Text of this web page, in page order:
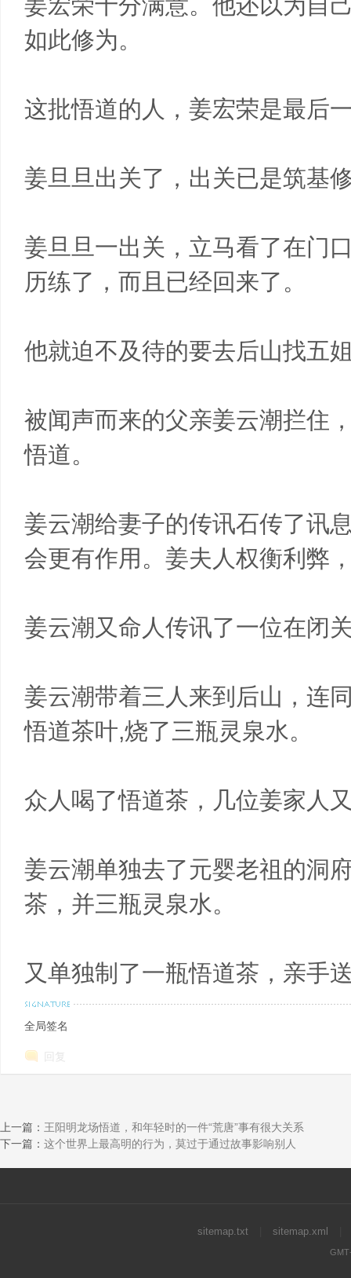
如此修为。
这批悟道的人，姜宏荣是最后
姜旦旦出关了，出关已是筑基
姜旦旦一出关，立马看了在门
历练了，而且已经回来了。
他就迫不及待的要去后山找五
被闻声而来的父亲姜云潮拦住
悟道。
姜云潮给妻子的传讯石传了讯
会更有作用。姜夫人权衡利弊
姜云潮又命人传讯了一位在闭
姜云潮带着三人来到后山，连
悟道茶叶,烧了三瓶灵泉水。
众人喝了悟道茶，几位姜家人
姜云潮单独去了元婴老祖的洞
茶，并三瓶灵泉水。
又单独制了一瓶悟道茶，亲手
全局签名
回复
上一篇： 王阳明龙场悟道，和年轻时的一件“荒唐”事有很大关系
下一篇： 这个世界上最高明的行为，莫过于通过故事影响别人
sitemap.txt sitemap.xml